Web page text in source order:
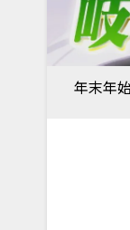
年末年